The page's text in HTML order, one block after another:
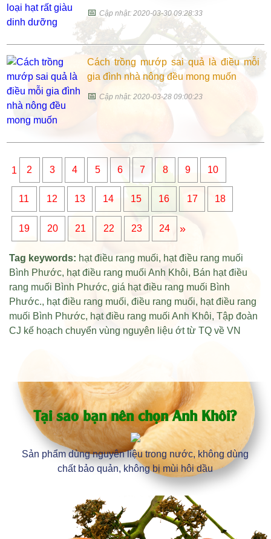
📅Cập nhật: 2020-03-30 09:28:33
Cách trồng mướp sai quả là điều mỗi
gia đình nhà nông đều mong muốn
📅Cập nhật: 2020-03-28 09:00:23
1 2 3 4 5 6 7 8 9 10
11 12 13 14 15 16 17 18
19 20 21 22 23 24 »
Tag keywords: hạt điều rang muối, hạt điều rang muối
Bình Phước, hạt điều rang muối Anh Khôi, Bán hạt điều
rang muối Bình Phước,giá hạt điều rang muối Bình
Phước., hạt điều rang muối,điều rang muối, hạt điều rang
muối Bình Phước, hạt điều rang muối Anh Khôi,Tập đoàn
CJ kế hoạch chuyển vùng nguyên liệu ớt từ TQ về VN
Tại sao bạn nên chọn Anh Khôi?
Sản phẩm dùng nguyên liệu trong nước, không dùng
chất bảo quản, không bị mùi hôi dầu